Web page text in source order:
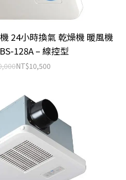
24小時換氣 乾燥機 暖風機
128A – 線控型
NT$10,500